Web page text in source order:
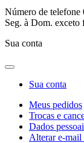
Número de telefone
Seg. à Dom. exceto
Sua conta
Sua conta
Meus pedidos
Trocas e
Dados
Alterar e-mail